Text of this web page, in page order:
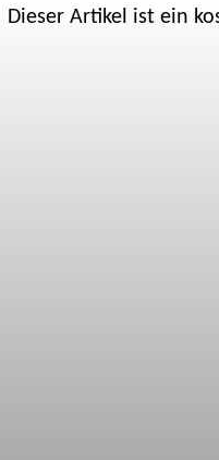
Dieser Artikel ist ein